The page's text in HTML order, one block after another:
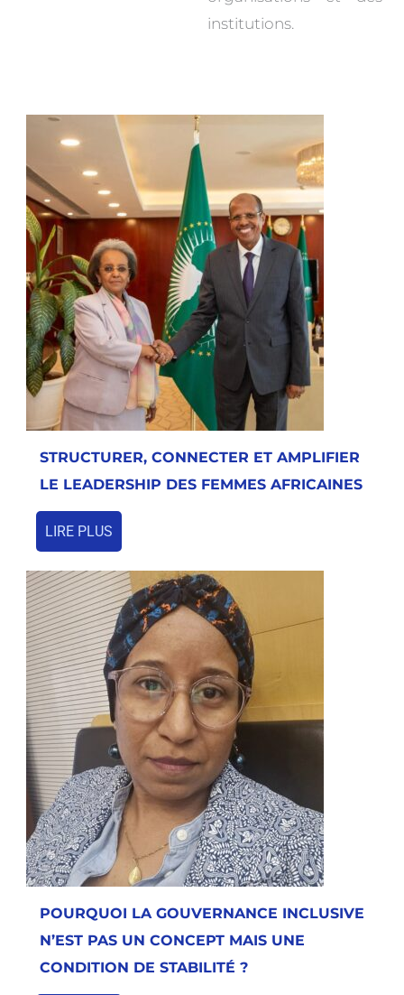
institutions.
STRUCTURER, CONNECTER ET AMPLIFIER
LE LEADERSHIP DES FEMMES AFRICAINES
LIRE PLUS
POURQUOI LA GOUVERNANCE INCLUSIVE
N’EST PAS UN CONCEPT MAIS UNE
CONDITION DE STABILITÉ ?